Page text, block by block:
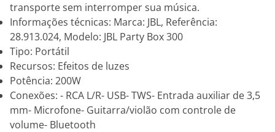
transporte sem interromper sua música.
Informações técnicas: Marca: JBL, Referência:
28.913.024, Modelo: JBL Party Box 300
Tipo: Portátil
Recursos: Efeitos de luzes
Potência: 200W
Conexões: - RCA L/R- USB- TWS- Entrada auxiliar de 3,5
mm- Microfone- Guitarra/violão com controle de
volume- Bluetooth